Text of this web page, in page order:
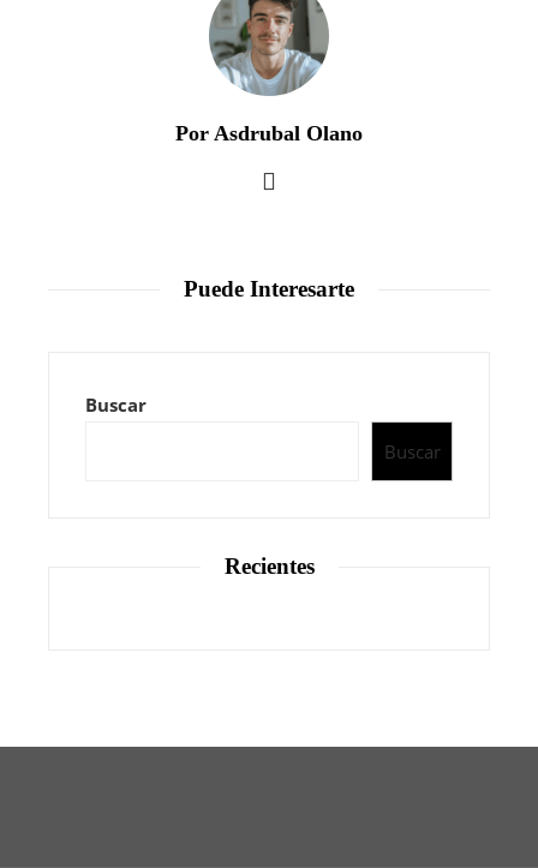
Por Asdrubal Olano
Puede Interesarte
Buscar
Buscar
Recientes